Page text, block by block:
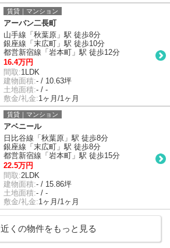
賃貸｜マンション
アーバン二長町
山手線「秋葉原」駅 徒歩8分
銀座線「末広町」駅 徒歩10分
都営新宿線「岩本町」駅 徒歩12分
16.4万円
間取:1LDK
建物面積:- / 10.63坪
土地面積:- / -
敷金/礼金:1ヶ月/1ヶ月
賃貸｜マンション
アベニール
日比谷線「秋葉原」駅 徒歩8分
銀座線「末広町」駅 徒歩8分
都営新宿線「岩本町」駅 徒歩15分
22.5万円
間取:2LDK
建物面積:- / 15.86坪
土地面積:- / -
敷金/礼金:1ヶ月/1ヶ月
近くの物件をもっと見る